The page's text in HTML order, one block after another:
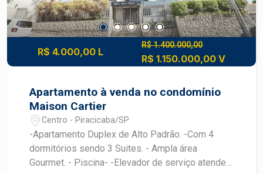
R$ 4.000,00 L
R$ 1.400.000,00
R$ 1.150.000,00 V
Apartamento à venda no condomínio
Maison Cartier
Centro - Piracicaba/SP
-Apartamento Duplex de Alto Padrão. -Com 4
dormitórios sendo 3 Suites. - Ampla área
Gourmet. - Piscina- -Elevador de serviço atende